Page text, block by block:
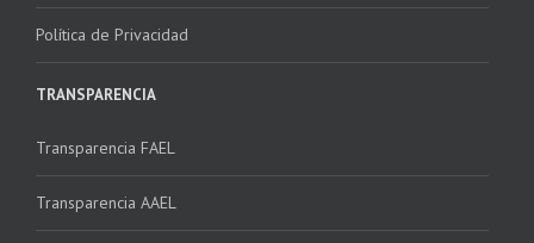
Política de Privacidad
TRANSPARENCIA
Transparencia FAEL
Transparencia AAEL